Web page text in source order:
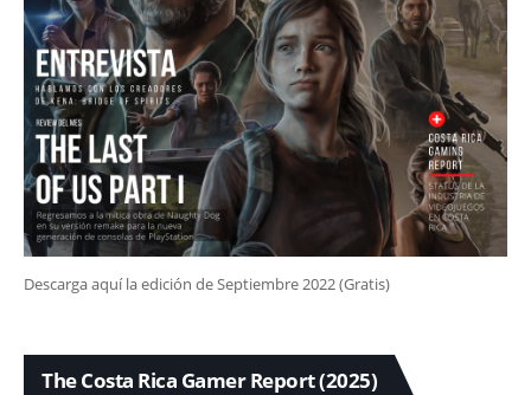
Descarga aquí la edición de Septiembre 2022 (Gratis)
The Costa Rica Gamer Report (2025)